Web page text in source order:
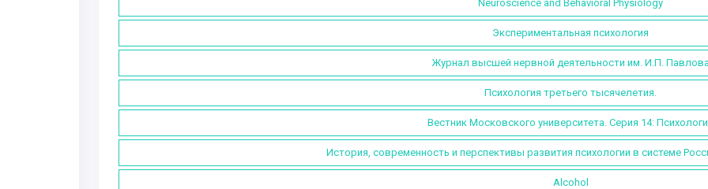
Neuroscience and Behavioral Physiology
Экспериментальная психология
Журнал высшей нервной деятельности им. И.П.
Психология третьего тысячелетия.
Вестник Московского университета. Серия 14:
История, современность и перспективы развития психологии в системе
Alcohol